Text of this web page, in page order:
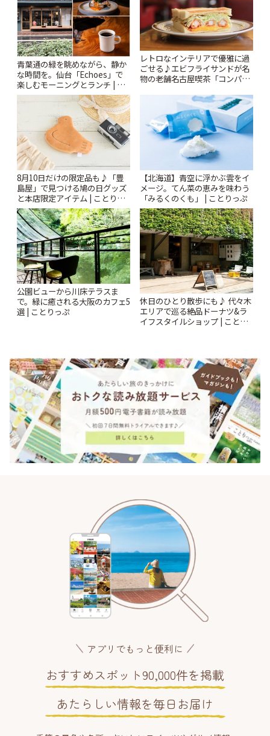
青葉通の緑を眺めながら、静か
な時間を。仙台「Echoes」で
楽しむモーニングとランチ | こ
とりっぷ
レトロなインテリアで優雅に過
ごせる♪エビフライサンドが名
物の老舗名古屋喫茶「コンパル
8月10日だけの限定品も♪「豊
島屋」で見つける鳩の日グッズ
と本店限定アイテム | ことりっ
ぷ
【北海道】青空に浮かぶ雲をイ
メージ。てん菜の恵みを味わう
「みるくのくも」 | ことりっぷ
公園ビューから川床テラスま
で。緑に癒される大阪のカフェ5
選 | ことりっぷ
休日のひとり散歩にも♪ 代々木
エリアで巡る絶品ドーナツ&ラ
イフスタイルショップ | ことり
アプリでもっと便利に
おすすめスポット90,000件を掲載
あたらしい情報を毎日お届け